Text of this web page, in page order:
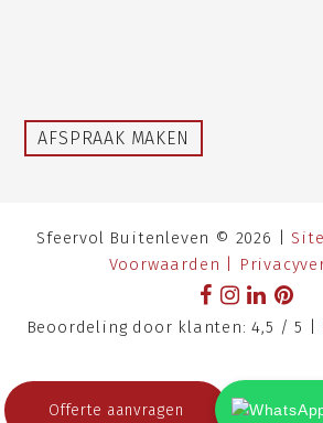
AFSPRAAK MAKEN
Sfeervol Buitenleven © 2026 |
Voorwaarden |
Beoordeling door klanten:4,5 /5
Offerte aanvragen